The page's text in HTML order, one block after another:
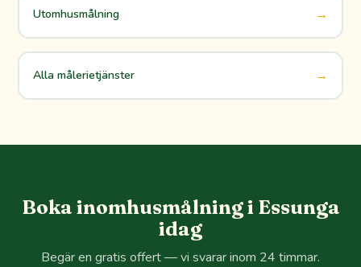
Utomhusmålning →
Alla målerietjänster →
Boka inomhusmålning i Essunga
idag
Begär en gratis offert — vi svarar inom 24 timmar.